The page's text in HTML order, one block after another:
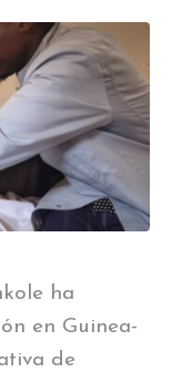
ha
en Guinea-
de